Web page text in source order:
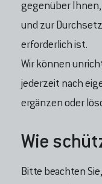
gegenüber
und zur
erforderlich ist.
Wir können
jederzeit nach
ergänzen oder
Wie
Bitte beachten